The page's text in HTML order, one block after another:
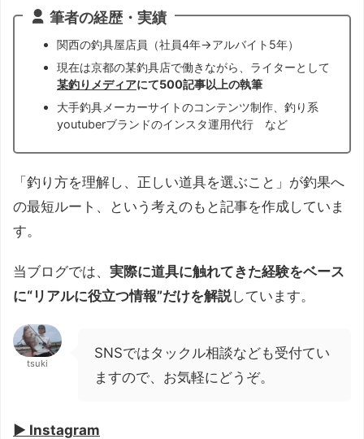
筆者の経歴・実績
関西の釣具屋店員（社員4年→アルバイト5年）
現在は京都の某釣具店で働きながら、ライターとして
某釣りメディアにて500記事以上の執筆
大手釣具メーカーサイトのコンテンツ制作、釣り系
youtuberブランドのインスタ運用代行 など
「釣り方を理解し、正しい道具を選ぶこと」が釣果へ
の最短ルート、という考えのもと記事を作成していま
す。
当ブログでは、 実際に道具に触れてきた経験をベース
に“リアルに役立つ情報”だけを解説しています。
tsuki
SNSではタックル相談なども受付てい
ますので、お気軽にどうぞ。
▶︎ Instagram